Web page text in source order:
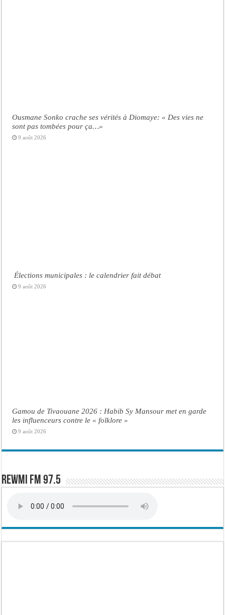
Ousmane Sonko crache ses vérités à Diomaye: « Des vies ne
sont pas tombées pour ça…»
9 août 2026
Élections municipales : le calendrier fait débat
9 août 2026
Gamou de Tivaouane 2026 : Habib Sy Mansour met en garde
les influenceurs contre le « folklore »
9 août 2026
Rewmi FM 97.5